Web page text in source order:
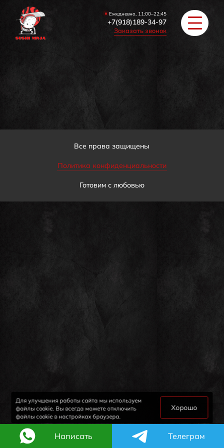
Ежедневно, 11:00–22:45
+7(918)189-34-97
Заказать звонок
ЗАКУСКИ / СУПЫ
COУС / ИМБИРЬ
Все права защищены
Политика конфиденциальности
Готовим с любовью
Для улучшения работы сайта мы используем
файлы cookie. Вы всегда можете отключить
файлы cookie в настройках браузера.
Хорошо
Написать Телеграм